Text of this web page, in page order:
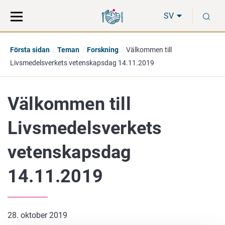
direkt
till
på
hela
SV
Första sidan Teman Forskning
Välkommen till
Livsmedelsverkets vetenskapsdag 14.11.2019
Välkommen till
Livsmedelsverkets
vetenskapsdag
14.11.2019
28. oktober 2019